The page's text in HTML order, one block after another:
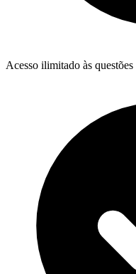
Acesso ilimitado às questões